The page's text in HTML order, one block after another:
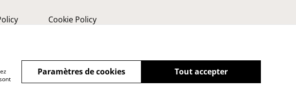
Cookie Policy
Tout accepter
Paramètres de cookies